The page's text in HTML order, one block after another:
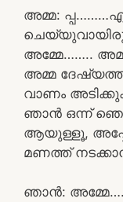
അമ്മ:
അമ്മേ……..
അമ്മ
വാണം
ഞാൻ ഒന്ന്
ആയുള്ളൂ,
മണത്ത്
ഞാൻ: